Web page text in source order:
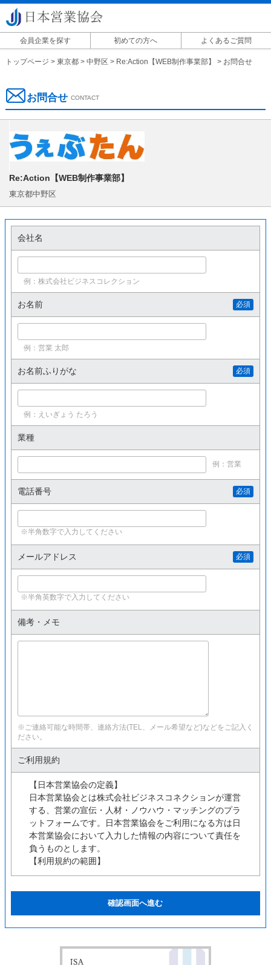
会員企業を探す 初めての方へ
よくあるご質問
掲載に関して
トップページ > 東京都> 中野区 > Re:Action【WEB制作事業部】 > お問合せ
お問合せ CONTACT
Re:Action【WEB制作事業部】
東京都中野区
会社名
例：株式会社ビジネスコレクション
お名前 必須
例：営業 太郎
お名前ふりがな 必須
例：えいぎょう たろう
業種
例：営業
電話番号 必須
※半角数字で入力してください
メールアドレス 必須
※半角英数字で入力してください
備考・メモ
※ご連絡可能な時間帯、連絡方法(TEL、メール希望など)などをご記入く
ださい。
ご利用規約
【日本営業協会の定義】
日本営業協会とは株式会社ビジネスコネクションが運営
する、営業の宣伝・人材・ノウハウ・マッチングのプラ
ットフォームです。日本営業協会をご利用になる方は日
本営業協会において入力した情報の内容について責任を
負うものとします。
【利用規約の範囲】
ユーザーの皆様は日本営業協会の利用に関して適用され
当社は、当サイトの全てまたは一部のサービスをいつで
も、変更または停止することができるものとします。サ